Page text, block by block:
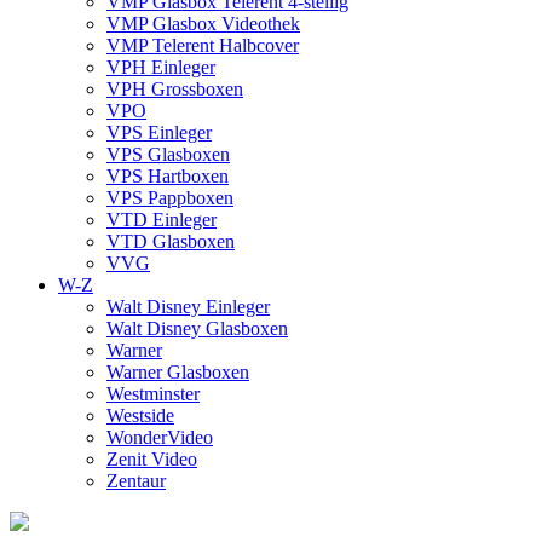
VMP Glasbox Videothek
VMP Telerent Halbcover
VPH Einleger
VPH Grossboxen
VPO
VPS Einleger
VPS Glasboxen
VPS Hartboxen
VPS Pappboxen
VTD Einleger
VTD Glasboxen
VVG
W-Z
Walt Disney Einleger
Walt Disney Glasboxen
Warner
Warner Glasboxen
Westminster
Westside
WonderVideo
Zenit Video
Zentaur